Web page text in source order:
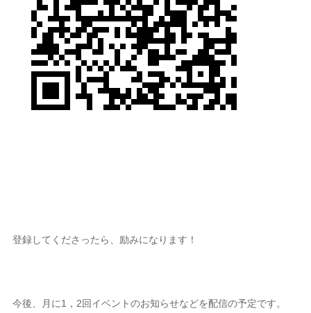
登録してくださったら、励みになります！
今後、月に1，2回イベントのお知らせなどを配信の予定です。